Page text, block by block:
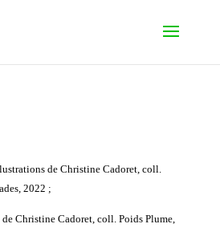
de Christine Cadoret, coll.
2022 ;
Christine Cadoret, coll. Poids Plume,